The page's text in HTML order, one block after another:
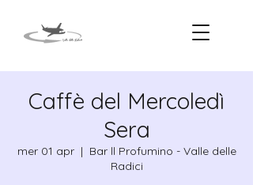
Caffè del Mercoledì
Sera
mer 01 apr
  |
Bar ll Profumino - Valle delle
Radici